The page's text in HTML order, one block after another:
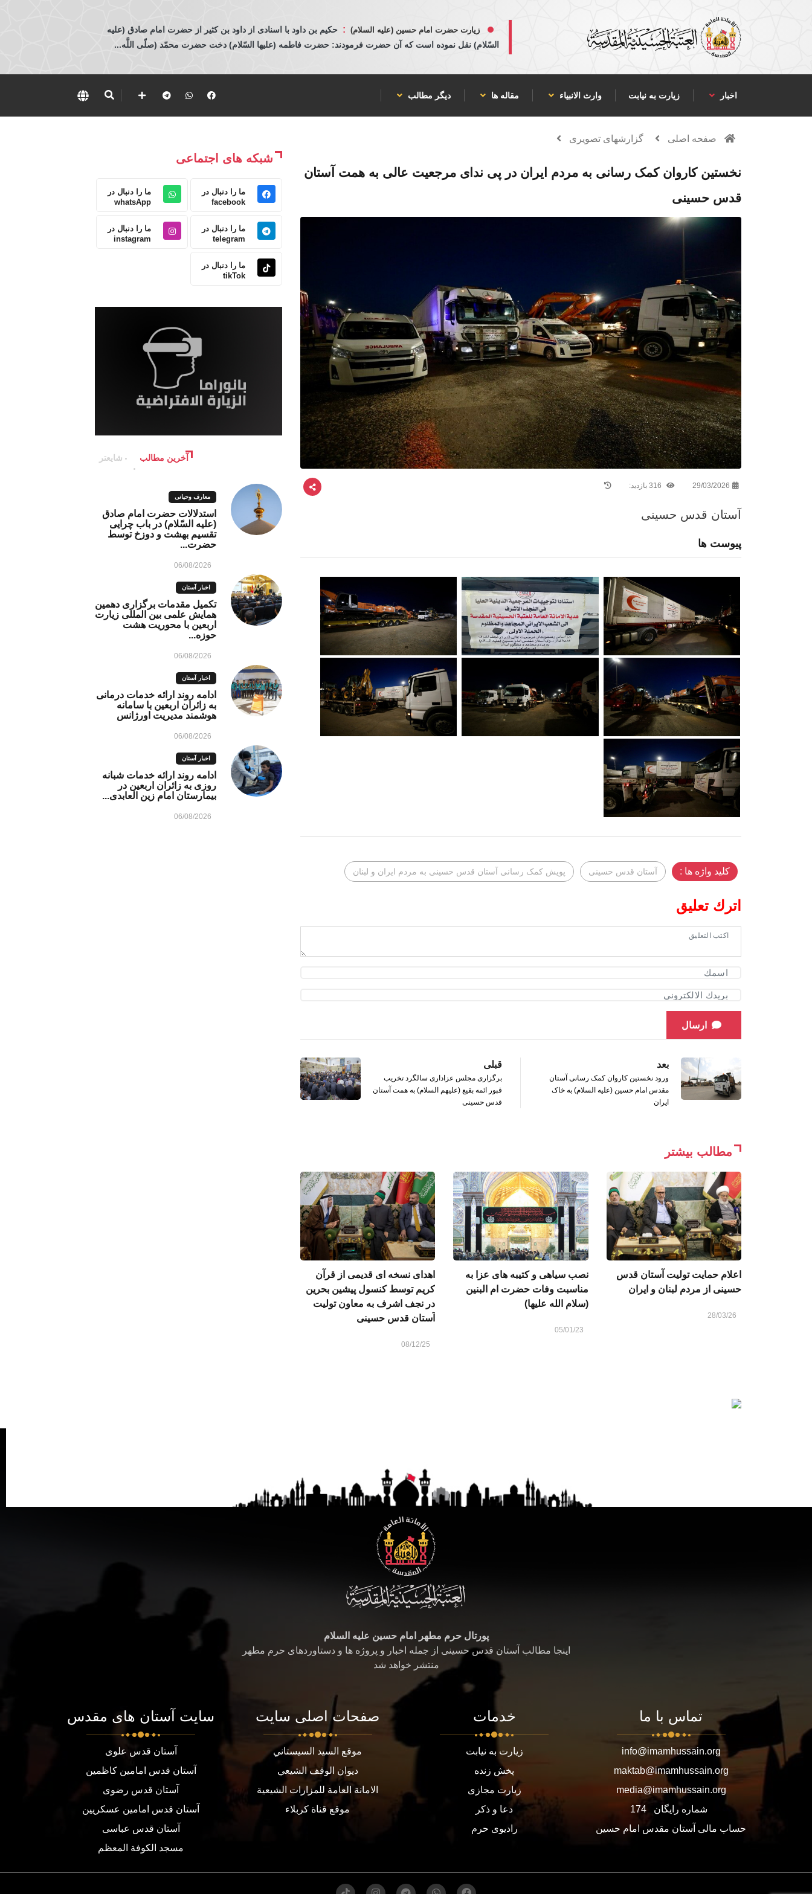
زیارت حضرت امام حسین (علیه السلام) : حكيم بن داود با اسنادی از داود بن كثير از حضرت امام صادق (عليه
السّلام) نقل نموده است كه آن حضرت فرمودند: حضرت فاطمه (عليها السّلام) دخت حضرت محمّد (صلّى اللَّه...
اخبار زیارت به نیابت وارث الانبياء مقاله ها دیگر مطالب
صفحه اصلی گزارشهای تصویری
نخستین کاروان کمک‌ رسانی به مردم ایران در پی ندای مرجعیت عالی به همت آستان
قدس حسینی
29/03/2026
آستان قدس حسینی
پیوست ها
کلید واژه ها : آستان قدس حسینی پویش کمک‌ رسانی آستان قدس حسینی به مردم ایران و لبنان
اترك تعليق
ارسال
قبلی
برگزاری مجلس عزاداری سالگرد تخریب
قبور ائمه بقیع (علیهم السلام) به همت آستان
قدس حسینی
بعد
ورود نخستین کاروان کمک‌ رسانی آستان
مقدس امام حسین (علیه السلام) به خاک
ایران
مطالب بیشتر
اعلام حمایت تولیت آستان قدس
حسینی از مردم لبنان و ایران
28/03/26
نصب سیاهی و کتیبه های عزا به
مناسبت وفات حضرت ام البنین
(سلام الله علیها)
05/01/23
اهدای نسخه‌ ای قدیمی از قرآن
کریم توسط کنسول پیشین بحرین
در نجف اشرف به معاون تولیت
آستان قدس حسینی
08/12/25
شبکه های اجتماعی
ما را دنبال در
facebook
ما را دنبال در
whatsApp
ما را دنبال در
telegram
ما را دنبال در
instagram
ما را دنبال در
tikTok
آخرین مطالب شایعتر
معارف وحیانی
استدلالات حضرت امام صادق
(علیه السّلام) در باب چرایی
تقسیم بهشت و دوزخ توسط
حضرت...
06/08/2026
اخبار آستان
تکمیل مقدمات برگزاری دهمین
همایش علمی بین المللی زیارت
اربعین با محوریت هشت
حوزه...
06/08/2026
اخبار آستان
ادامه روند ارائه خدمات درمانی
به زائران اربعین با سامانه
هوشمند مدیریت اورژانس
06/08/2026
اخبار آستان
ادامه روند ارائه خدمات شبانه
روزی به زائران اربعین در
بیمارستان امام زین العابدی...
06/08/2026
پورتال حرم مطهر امام حسین علیه السلام
اینجا مطالب آستان قدس حسینی از جمله اخبار و پروژه ها و دستاوردهای حرم مطهر
منتشر خواهد شد
تماس با ما
info@imamhussain.org
maktab@imamhussain.org
media@imamhussain.org
شماره رایگان
174
حساب مالی آستان مقدس امام حسین
خدمات
زیارت به نیابت
پخش زنده
زیارت مجازی
دعا و ذکر
رادیوی حرم
صفحات اصلی سایت
موقع السيد السيستاني
ديوان الوقف الشيعي
الامانة العامة للمزارات الشيعية
موقع قناة كربلاء
سایت آستان های مقدس
آستان قدس علوی
آستان قدس امامین کاظمین
آستان قدس رضوی
آستان قدس امامین عسکریین
آستان قدس عباسی
مسجد الكوفة المعظم